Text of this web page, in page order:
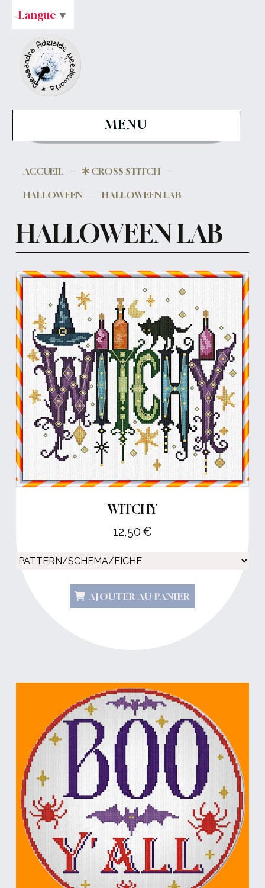
MENU
ACCUEIL
CROSS STITCH
HALLOWEEN
HALLOWEEN LAB
HALLOWEEN LAB
WITCHY
12,50€
AJOUTER AU PANIER
Langue ▼